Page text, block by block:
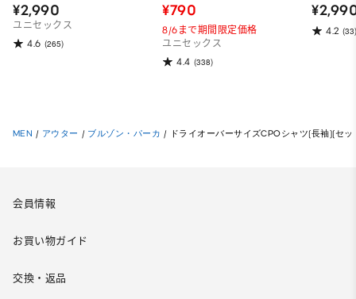
¥2,990
ユニセックス
4.6 (265)
¥790
8/6まで期間限定価格
ユニセックス
4.4 (338)
4.2 (33)
MEN / アウター / ブルゾン・パーカ / ドライオーバーサイズCPOシャツ(長袖)(セ
会員情報
お買い物ガイド
交換・返品